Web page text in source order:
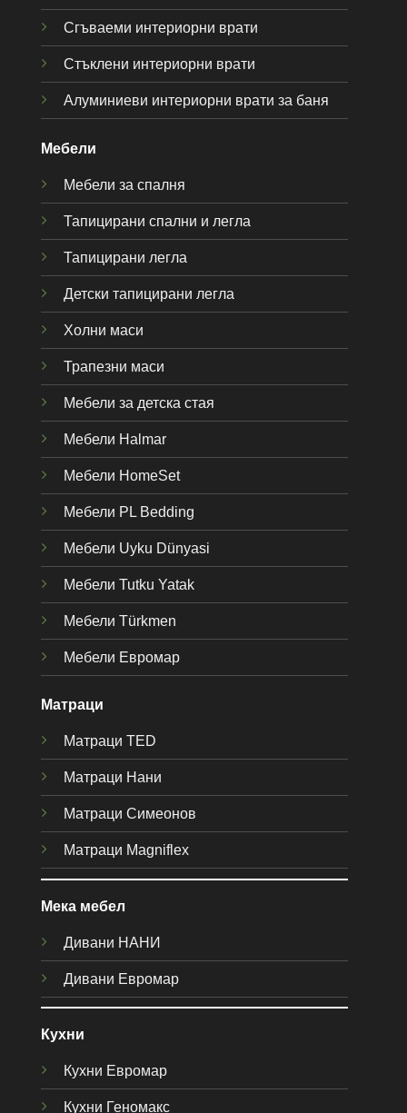
Сгъваеми интериорни врати
Стъклени интериорни врати
Алуминиеви интериорни врати за баня
Мебели
Мебели за спалня
Тапицирани спални и легла
Тапицирани легла
Детски тапицирани легла
Холни маси
Трапезни маси
Мебели за детска стая
Мебели Halmar
Мебели HomeSet
Мебели PL Bedding
Мебели Uyku Dünyasi
Мебели Tutku Yatak
Мебели Türkmen
Мебели Евромар
Матраци
Матраци TED
Матраци Нани
Матраци Симеонов
Матраци Magniflex
Мека мебел
Дивани НАНИ
Дивани Евромар
Кухни
Кухни Евромар
Кухни Геномакс